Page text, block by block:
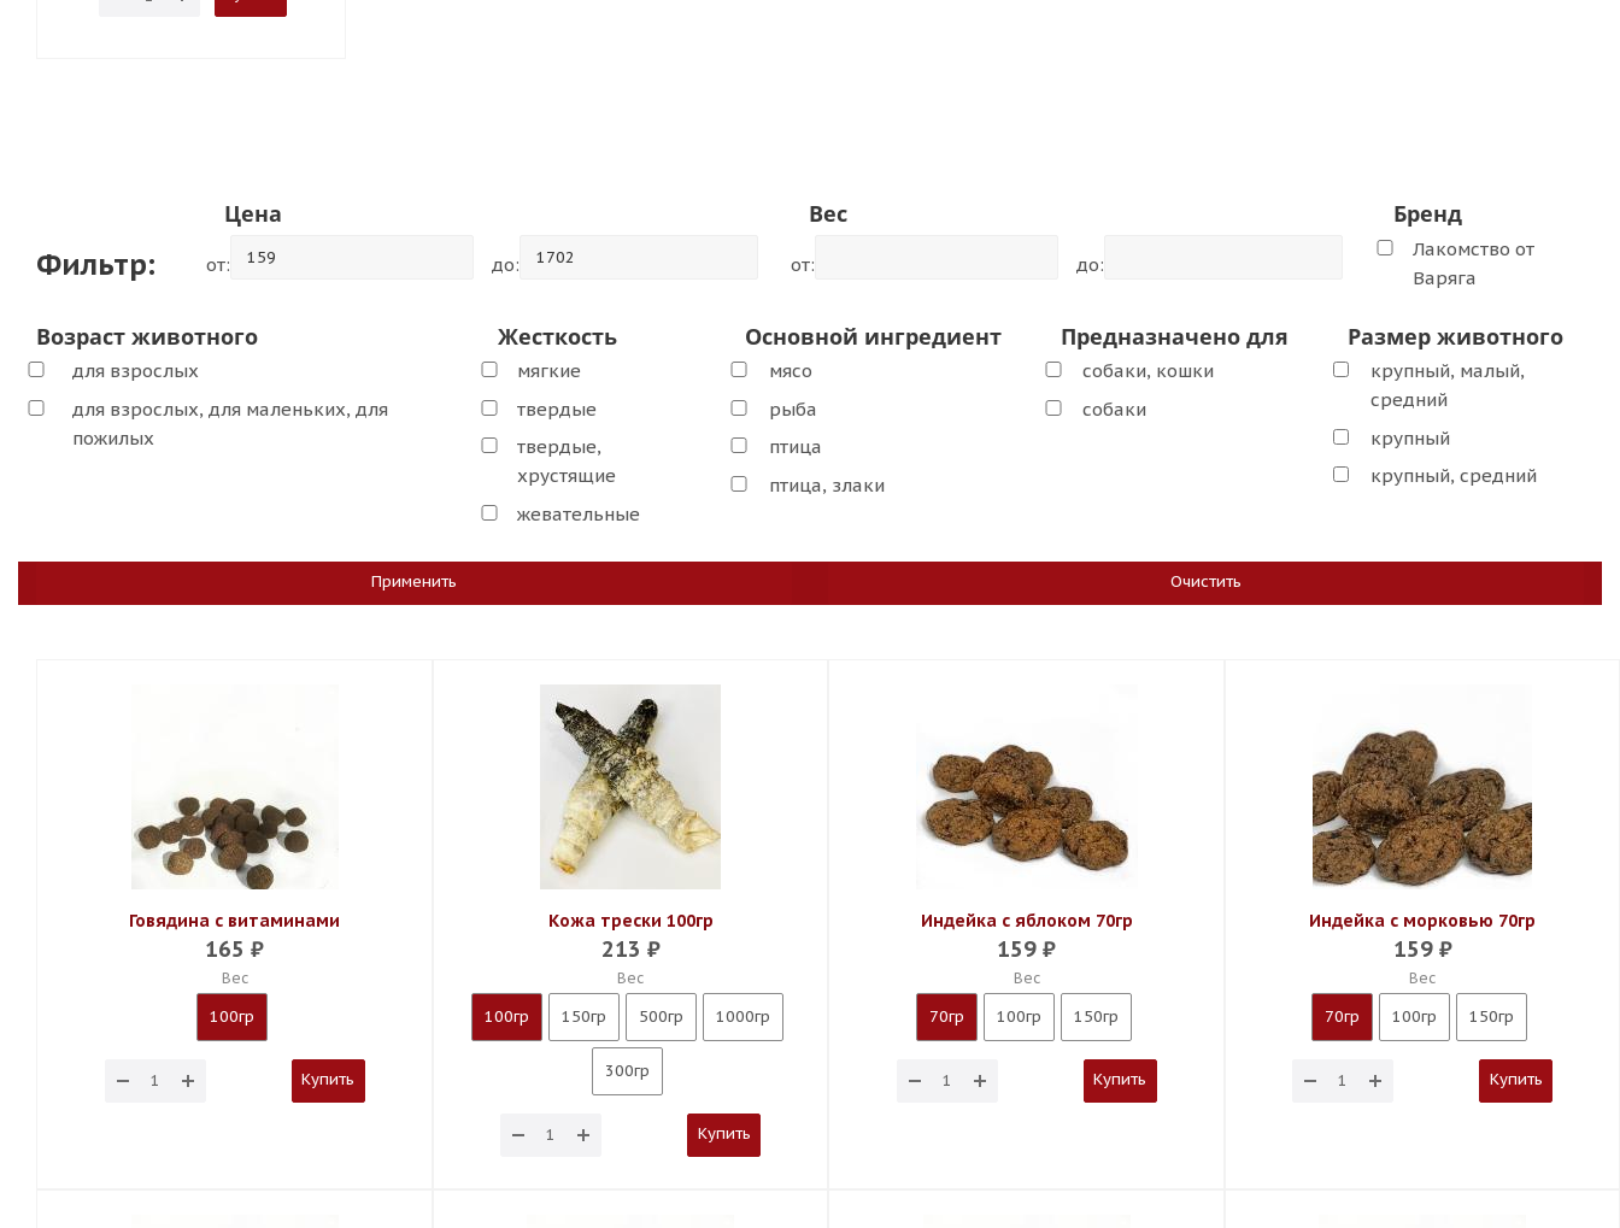
Фильтр:
Цена
от: до:
Вес
от: до:
Бренд
Лакомство от
Варяга
Возраст животного
для взрослых
для взрослых, для маленьких, для
пожилых
Жесткость
мягкие
твердые
твердые,
хрустящие
жевательные
Основной ингредиент
мясо
рыба
птица
птица, злаки
Предназначено для
собаки, кошки
собаки
Размер животного
крупный, малый,
средний
крупный
крупный, средний
Применить Очистить
Говядина с витаминами
165 ₽
Вес
100гр
Купить
Кожа трески 100гр
213 ₽
Вес
100гр 150гр 500гр 1000гр
300гр
Купить
Индейка с яблоком 70гр
159 ₽
Вес
70гр 100гр 150гр
Купить
Индейка с морковью 70гр
159₽
Вес
70гр 100гр 150гр
Купить